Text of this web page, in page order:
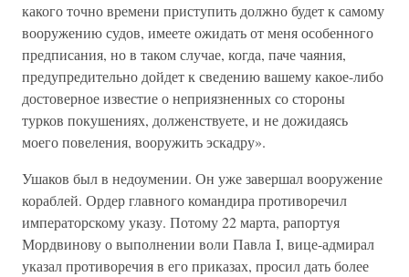
какого точно времени приступить должно будет к самому
вооружению судов, имеете ожидать от меня особенного
предписания, но в таком случае, когда, паче чаяния,
предупредительно дойдет к сведению вашему какое-либо
достоверное известие о неприязненных со стороны
турков покушениях, долженствуете, и не дожидаясь
моего повеления, вооружить эскадру».
Ушаков был в недоумении. Он уже завершал вооружение
кораблей. Ордер главного командира противоречил
императорскому указу. Потому 22 марта, рапортуя
Мордвинову о выполнении воли Павла I, вице-адмирал
указал противоречия в его приказах, просил дать более